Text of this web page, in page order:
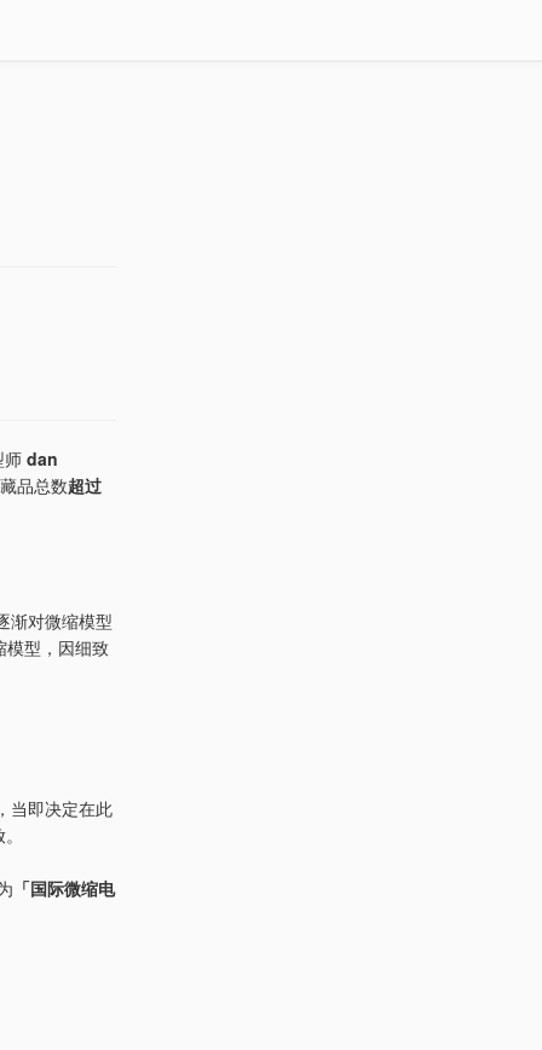
师 dan
品总数超过
渐对微缩模型
模型，因细致
当即决定在此
「国际微缩电